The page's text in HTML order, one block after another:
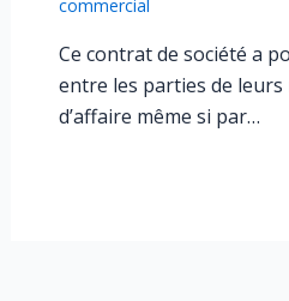
commercial
Ce contrat de société a
entre les parties de
d’affaire même si par…